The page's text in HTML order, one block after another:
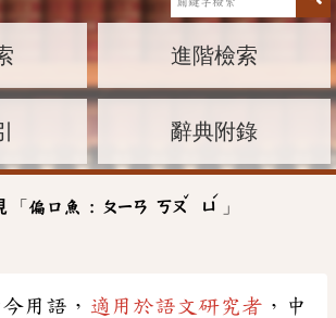
進階檢索
辭典附錄
「 偏口魚 : ㄆㄧㄢ ㄎㄡ
ˇ
ㄩ
ˊ
」
用語， 適用於語文研究者 ，中